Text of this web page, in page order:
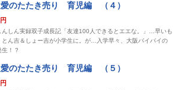
愛のたたき売り 育児編 （４）
円
んしん実録双子成長記「友達100人できるとエエな。」…早いも
とん吉＆しょー吉が小学生に。が…入学早々、大阪バイバイの
生！？
愛のたたき売り 育児編 （５）
円